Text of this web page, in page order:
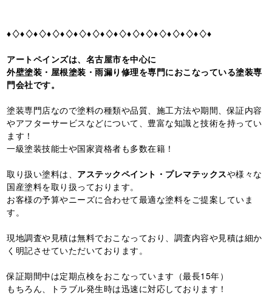
♦♢♦♢♦♢♦♢♦♢♦♢♦♢♦♢♦♢♦♢♦♢♦♢♦♢♦♢♦♢♦
アートペインズは、名古屋市を中心に
外壁塗装・屋根塗装・雨漏り修理を専門におこなっている塗装専
門会社です。
塗装専門店なので塗料の種類や品質、施工方法や期間、保証内容
やアフターサービスなどについて、豊富な知識と技術を持ってい
ます！
一級塗装技能士や国家資格者も多数在籍！
取り扱い塗料は、 アステックペイント・プレマテックスや様々な
国産塗料を取り扱っております。
お客様の予算やニーズに合わせて最適な塗料をご提案していま
す。
現地調査や見積は無料でおこなっており、調査内容や見積は細か
く明記させていただいております。
保証期間中は定期点検をおこなっています（最長15年）
もちろん、トラブル発生時は迅速に対応しております！